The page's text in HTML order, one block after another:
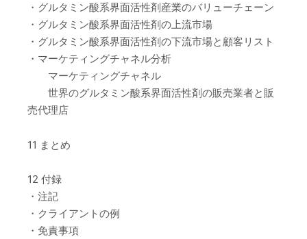
・グルタミン酸系界面活性剤産業のバリューチェーン
・グルタミン酸系界面活性剤の上流市場
・グルタミン酸系界面活性剤の下流市場と顧客リスト
・マーケティングチャネル分析
マーケティングチャネル
世界のグルタミン酸系界面活性剤の販売業者と販
売代理店
11 まとめ
12 付録
・注記
・クライアントの例
・免責事項